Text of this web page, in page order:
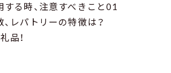
る時、注意すべきこと01
レパトリーの特徴は？
品！